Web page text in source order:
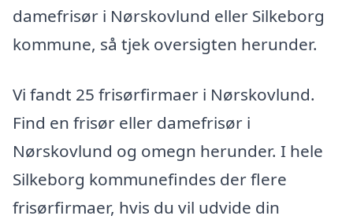
damefrisør i Nørskovlund eller Silkeborg
kommune, så tjek oversigten herunder.
Vi fandt 25 frisørfirmaer i Nørskovlund.
Find en frisør eller damefrisør i
Nørskovlund og omegn herunder. I hele
Silkeborg kommunefindes der flere
frisørfirmaer, hvis du vil udvide din